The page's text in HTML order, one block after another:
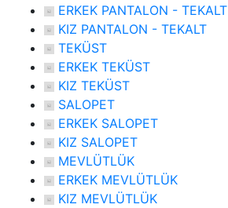
ERKEK PANTALON - TEKALT
KIZ PANTALON - TEKALT
TEKÜST
ERKEK TEKÜST
KIZ TEKÜST
SALOPET
ERKEK SALOPET
KIZ SALOPET
MEVLÜTLÜK
ERKEK MEVLÜTLÜK
KIZ MEVLÜTLÜK